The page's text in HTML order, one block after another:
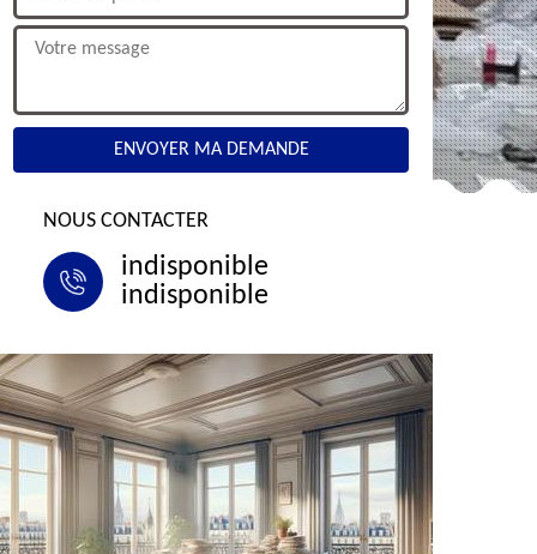
NOUS CONTACTER
indisponible
indisponible